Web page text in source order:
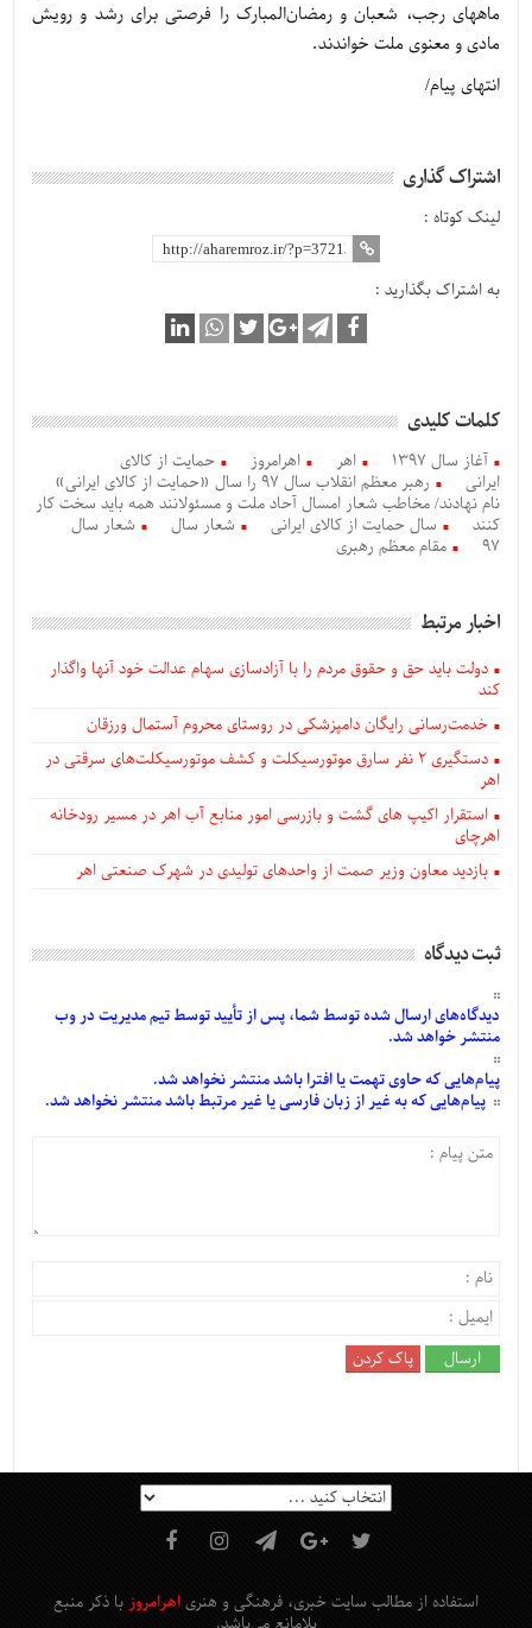
ماههای رجب، شعبان و رمضان‌المبارک را فرصتی برای رشد و رویش
مادی و معنوی ملت خواندند.
انتهای پیام/
اشتراک گذاری
لینک کوتاه :
به اشتراک بگذارید :
کلمات کلیدی
آغاز سال 1397 اهر اهرامروز
حمایت از کالای
ایرانی
رهبر معظم انقلاب سال 97 را سال «حمایت از کالای ایرانی»
نام نهادند/ مخاطب شعار امسال آحاد ملت و مسئولانند همه باید سخت کار
کنند
سال حمایت از کالای ایرانی شعار سال
شعار سال
97
مقام معظم رهبری
اخبار مرتبط
دولت باید حق و حقوق مردم را با آزادسازی سهام عدالت خود آنها واگذار
کند
خدمت‌رسانی رایگان دامپزشکی در روستای محروم آستمال ورزقان
دستگيری ۲ نفر سارق موتورسیکلت و کشف موتورسیکلت‌های سرقتی در
اهر
استقرار اکیپ های گشت و بازرسی امور منابع آب اهر در مسیر رودخانه
اهرچای
بازدید معاون وزیر صمت از واحدهای تولیدی در شهرک صنعتی اهر
ثبت دیدگاه
دیدگاه‌هایارسالشدهتوسط شما، پس ازتأییدتوسط تیم مدیریت در وب
منتشر خواهد شد.
پیام‌هاییکه حاوی تهمت یا افترا باشد منتشر نخواهد شد.
پیام‌هاییکه به غیر از زبان فارسی یا غیر مرتبط باشد منتشر نخواهد شد.
استفاده از مطالب سایت خبری، فرهنگی و هنری اهرامروز با ذکر منبع